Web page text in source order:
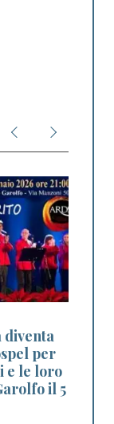
diventa
per
e le loro
il 5
11